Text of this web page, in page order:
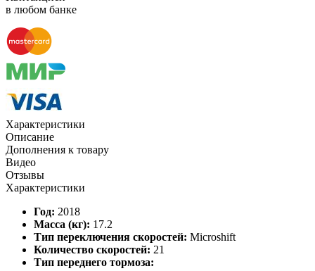
в любом банке
Характеристики
Описание
Дополнения к товару
Видео
Отзывы
Характеристики
Год: 2018
Масса (кг): 17.2
Тип переключения скоростей: Microshift
Количество скоростей: 21
Тип переднего тормоза: